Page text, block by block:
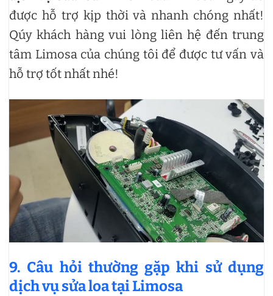
được hỗ trợ kịp thời và nhanh chóng nhất!
Qúy khách hàng vui lòng liên hệ đến trung
tâm Limosa của chúng tôi để được tư vấn và
hỗ trợ tốt nhất nhé!
9. Câu hỏi thường gặp khi sử dụng
dịch vụ sửa loa tại Limosa